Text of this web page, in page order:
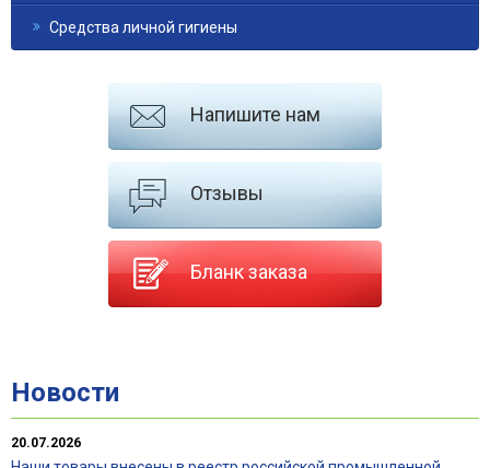
Средства личной гигиены
Напишите нам
Отзывы
Бланк заказа
Новости
20.07.2026